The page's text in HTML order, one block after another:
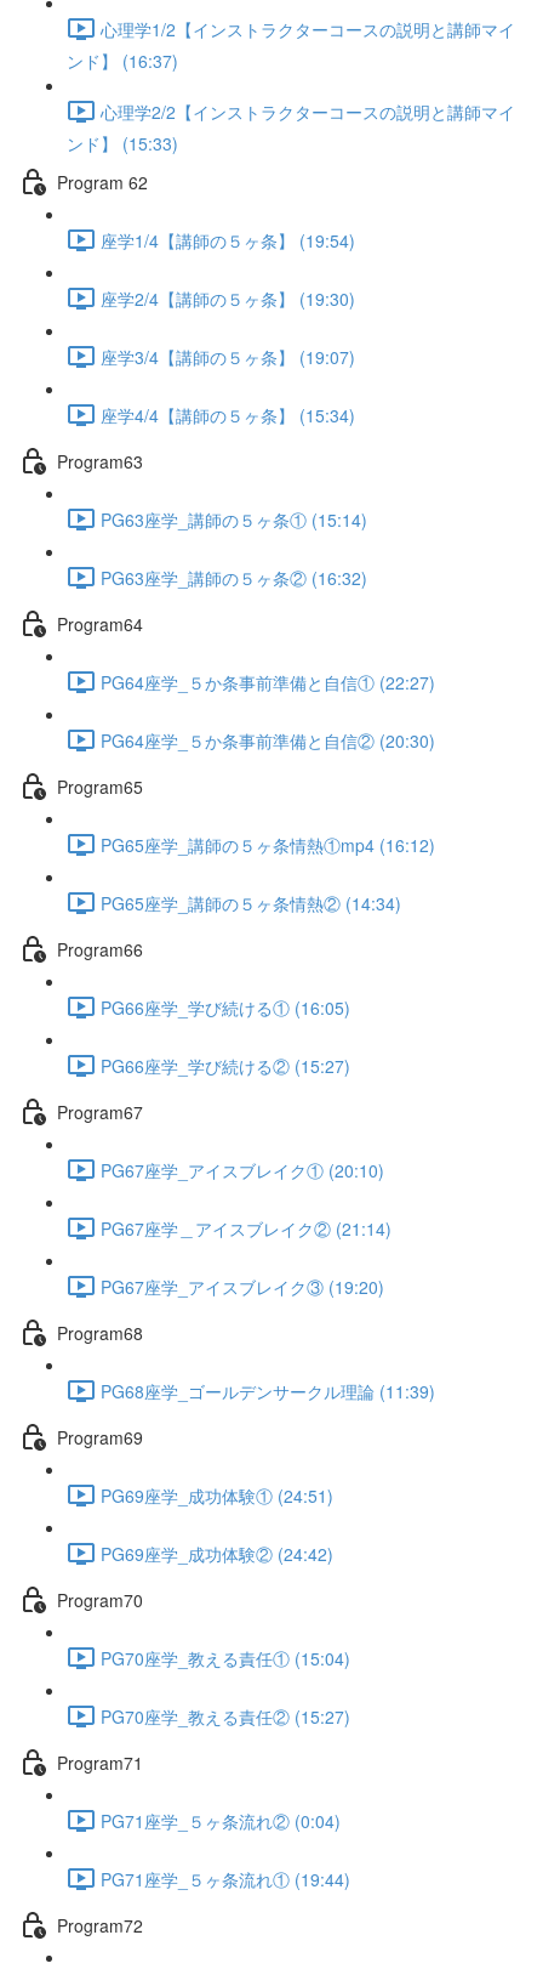
心理学1/2【インストラクターコースの説明と講師マイ
ンド】 (16:37)
心理学2/2【インストラクターコースの説明と講師マイ
ンド】 (15:33)
Program 62
座学1/4【講師の５ヶ条】 (19:54)
座学2/4【講師の５ヶ条】 (19:30)
座学3/4【講師の５ヶ条】 (19:07)
座学4/4【講師の５ヶ条】 (15:34)
Program63
PG63座学_講師の５ヶ条① (15:14)
PG63座学_講師の５ヶ条② (16:32)
Program64
PG64座学_５か条事前準備と自信① (22:27)
PG64座学_５か条事前準備と自信② (20:30)
Program65
PG65座学_講師の５ヶ条情熱①mp4 (16:12)
PG65座学_講師の５ヶ条情熱② (14:34)
Program66
PG66座学_学び続ける① (16:05)
PG66座学_学び続ける② (15:27)
Program67
PG67座学_アイスブレイク① (20:10)
PG67座学＿アイスブレイク② (21:14)
PG67座学_アイスブレイク③ (19:20)
Program68
PG68座学_ゴールデンサークル理論 (11:39)
Program69
PG69座学_成功体験① (24:51)
PG69座学_成功体験② (24:42)
Program70
PG70座学_教える責任① (15:04)
PG70座学_教える責任② (15:27)
Program71
PG71座学_５ヶ条流れ② (0:04)
PG71座学_５ヶ条流れ① (19:44)
Program72